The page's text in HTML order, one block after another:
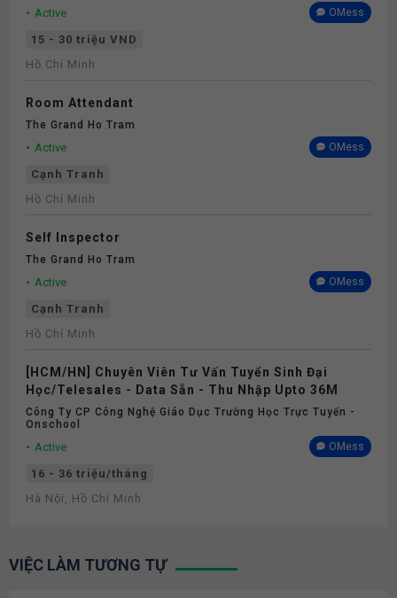
Active OMess
15 - 30 triệu VND
Hồ Chí Minh
Room Attendant
The Grand Ho Tram
Active OMess
Cạnh Tranh
Hồ Chí Minh
Self Inspector
The Grand Ho Tram
Active OMess
Cạnh Tranh
Hồ Chí Minh
[HCM/HN] Chuyên Viên Tư Vấn Tuyển Sinh Đại
Học/Telesales - Data Sẵn - Thu Nhập Upto 36M
Công Ty CP Công Nghệ Giáo Dục Trường Học Trực Tuyến -
Onschool
Active OMess
16 - 36 triệu/tháng
Hà Nội, Hồ Chí Minh
VIỆC LÀM TƯƠNG TỰ